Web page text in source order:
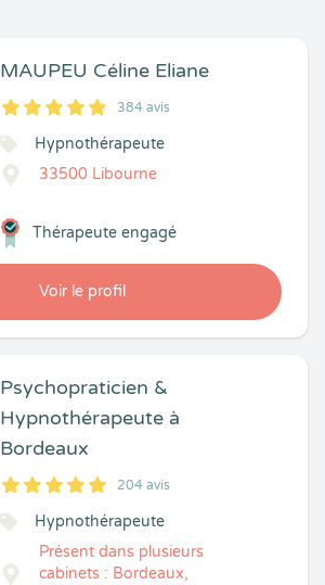
MAUPEU Céline Eliane
5
1
5
384 384 avis
Hypnothérapeute
33500 Libourne
Voir le profil
Thérapeute engagé
Psychopraticien &
Hypnothérapeute à
Bordeaux
5
1
5
204 204 avis
Hypnothérapeute
Présent dans plusieurs
cabinets : Bordeaux,